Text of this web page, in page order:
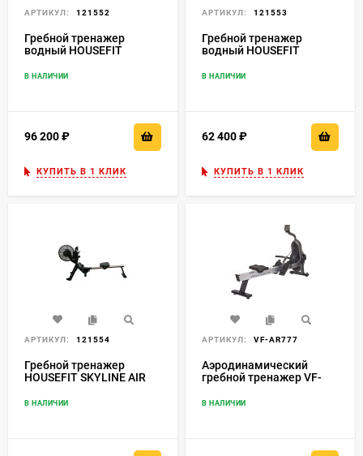
АРТИКУЛ: 121552
Гребной тренажер
водный HOUSEFIT
В НАЛИЧИИ
96 200
КУПИТЬ В 1 КЛИК
АРТИКУЛ: 121553
Гребной тренажер
водный HOUSEFIT
В НАЛИЧИИ
62 400
КУПИТЬ В 1 КЛИК
АРТИКУЛ: 121554
Гребной тренажер
HOUSEFIT SKYLINE AIR
В НАЛИЧИИ
АРТИКУЛ: VF-AR777
Аэродинамический
гребной тренажер VF-
В НАЛИЧИИ